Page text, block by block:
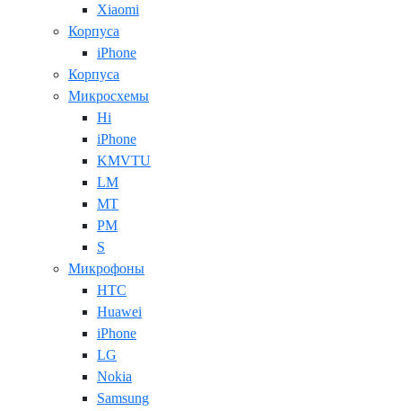
Xiaomi
Корпуса
iPhone
Корпуса
Микросхемы
Hi
iPhone
KMVTU
LM
MT
PM
S
Микрофоны
HTC
Huawei
iPhone
LG
Nokia
Samsung